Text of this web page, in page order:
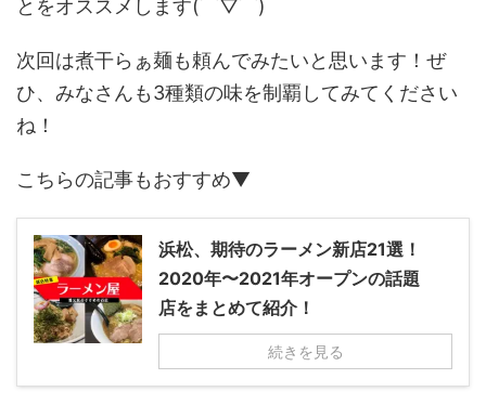
とをオススメします(⌒▽⌒)
次回は煮干らぁ麺も頼んでみたいと思います！ぜ
ひ、みなさんも3種類の味を制覇してみてください
ね！
こちらの記事もおすすめ▼
浜松、期待のラーメン新店21選！
2020年〜2021年オープンの話題
店をまとめて紹介！
続きを見る